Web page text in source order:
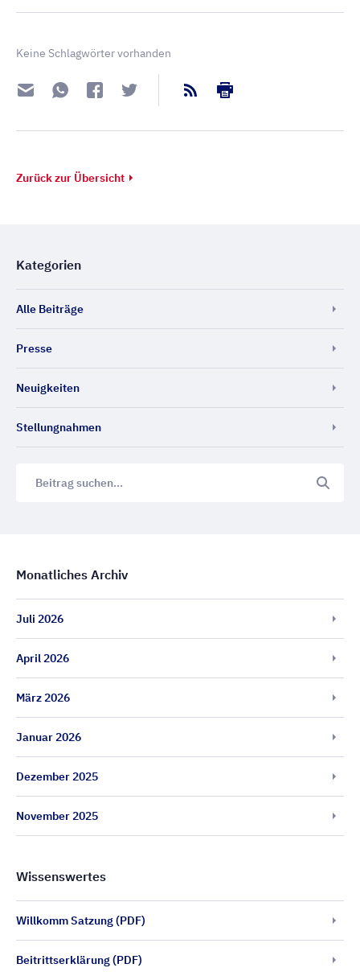
Keine Schlagwörter vorhanden
Zurück zur Übersicht
Kategorien
Alle Beiträge
Presse
Neuigkeiten
Stellungnahmen
Monatliches Archiv
Juli 2026
April 2026
März 2026
Januar 2026
Dezember 2025
November 2025
Wissenswertes
Willkomm Satzung (PDF)
Beitrittserklärung (PDF)